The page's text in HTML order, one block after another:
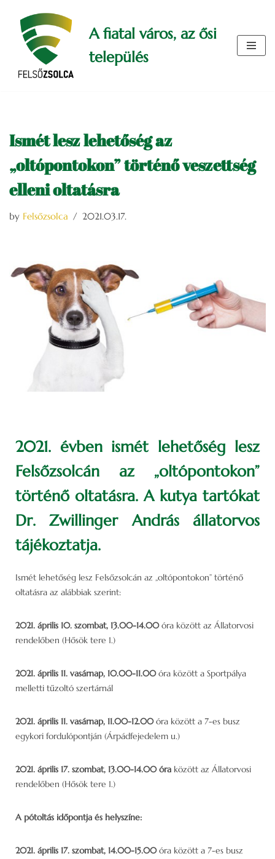
Skip
content
A fiatal város, az ősi
település
Ismét lesz lehetőség az
„oltópontokon” történő veszettség
elleni oltatásra
by Felsőzsolca 2021.03.17.
2021. évben ismét lehetőség lesz
Felsőzsolcán az „oltópontokon”
történő oltatásra. A kutya tartókat
Dr. Zwillinger András állatorvos
tájékoztatja.
Ismét lehetőség lesz Felsőzsolcán az „oltópontokon” történő
oltatásra az alábbiak szerint:
2021. április 10. szombat, 13.00-14.00óra között az Állatorvosi
rendelőben (Hősök tere 1.)
2021. április 11. vasárnap, 10.00-11.00óra között a Sportpálya
melletti tűzoltó szertárnál
2021. április 11. vasárnap, 11.00-12.00óra között a 7-es busz
egykori fordulópontján (Árpádfejedelem u.)
2021. április 17. szombat, 13.00-14.00 óra között az Állatorvosi
rendelőben (Hősök tere 1.)
A pótoltás időpontja és helyszíne:
2021. április 17. szombat, 14.00-15.00óra között a 7-es busz